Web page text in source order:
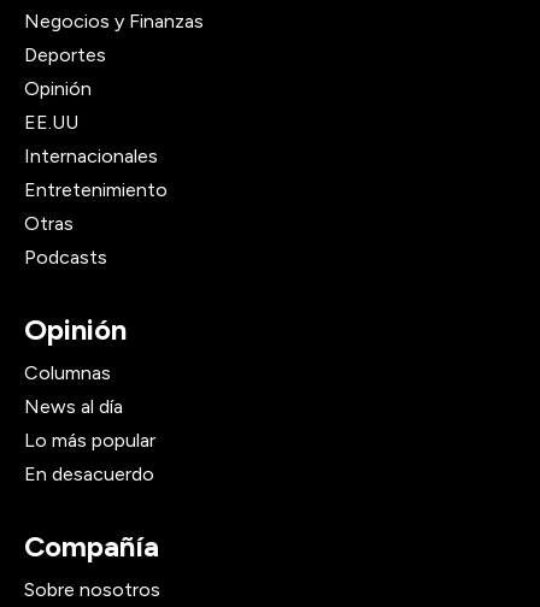
Negocios y Finanzas
Deportes
Opinión
EE.UU
Internacionales
Entretenimiento
Otras
Podcasts
Opinión
Columnas
News al día
Lo más popular
En desacuerdo
Compañía
Sobre nosotros